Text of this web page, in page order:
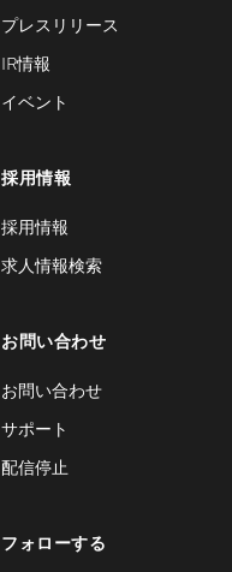
プレスリリース
IR情報
イベント
採用情報
採用情報
求人情報検索
お問い合わせ
お問い合わせ
サポート
配信停止
フォローする